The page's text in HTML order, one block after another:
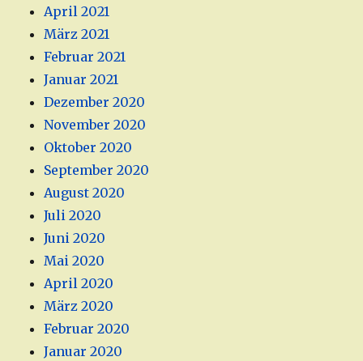
April 2021
März 2021
Februar 2021
Januar 2021
Dezember 2020
November 2020
Oktober 2020
September 2020
August 2020
Juli 2020
Juni 2020
Mai 2020
April 2020
März 2020
Februar 2020
Januar 2020